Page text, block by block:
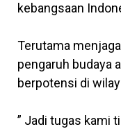
kebangsaan
Terutama
pengaruh budaya
berpotensi di
” Jadi tugas kami